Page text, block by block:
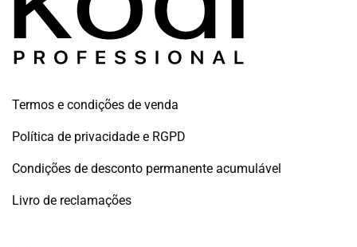
Termos e condições de venda
Política de privacidade e RGPD
Condições de desconto permanente acumulável
Livro de reclamações